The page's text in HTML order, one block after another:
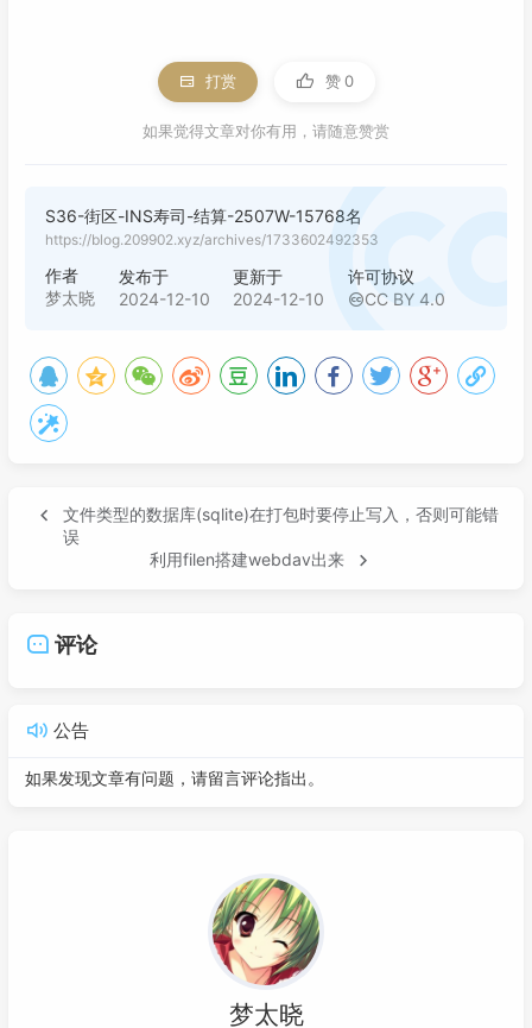
打赏 赞 0
如果觉得文章对你有用，请随意赞赏
S36-街区-INS寿司-结算-2507W-15768名
https://blog.209902.xyz/archives/1733602492353
作者
梦太晓
发布于
2024-12-10
更新于
2024-12-10
许可协议
CC BY 4.0
文件类型的数据库(sqlite)在打包时要停止写入，否则可能错
误
利用filen搭建webdav出来
评论
公告
如果发现文章有问题，请留言评论指出。
梦太晓